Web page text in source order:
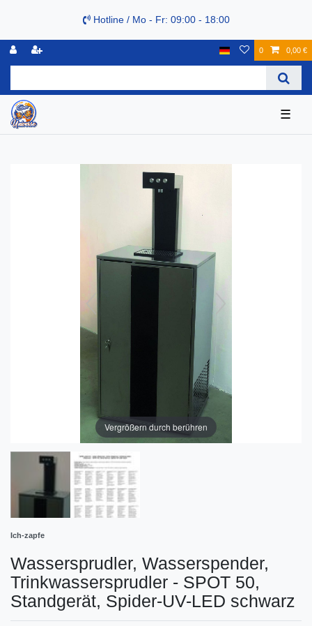
Hotline / Mo - Fr: 09:00 - 18:00
0 0,00 €
☰
Vergrößern durch berühren
Ich-zapfe
Wassersprudler, Wasserspender,
Trinkwassersprudler - SPOT 50,
Standgerät, Spider-UV-LED schwarz